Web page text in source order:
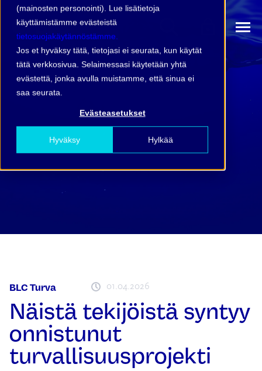
(mainosten personointi). Lue lisätietoja
käyttämistämme evästeistä
tietosuojakäytännöstämme.
Jos et hyväksy tätä, tietojasi ei seurata, kun käytät
tätä verkkosivua. Selaimessasi käytetään yhtä
evästettä, jonka avulla muistamme, että sinua ei
saa seurata.
Evästeasetukset
Hyväksy Hylkää
BLC Turva 01.04.2026
Näistä tekijöistä syntyy
onnistunut
turvallisuusprojekti